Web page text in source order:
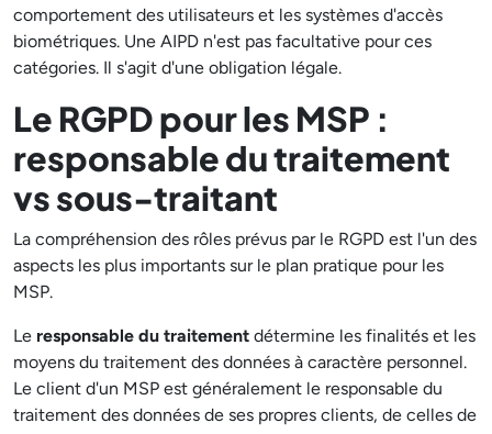
comportement des utilisateurs et les systèmes d'accès
biométriques. Une AIPD n'est pas facultative pour ces
catégories. Il s'agit d'une obligation légale.
Le RGPD pour les MSP :
responsable du traitement
vs sous-traitant
La compréhension des rôles prévus par le RGPD est l'un des
aspects les plus importants sur le plan pratique pour les
MSP.
Le responsable du traitement détermine les finalités et les
moyens du traitement des données à caractère personnel.
Le client d'un MSP est généralement le responsable du
traitement des données de ses propres clients, de celles de